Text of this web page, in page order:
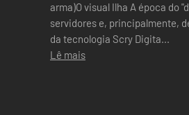
arma)O visual Ilha A época do
servidores e, principalmente,
da tecnologia Scry Digita...
Lê mais